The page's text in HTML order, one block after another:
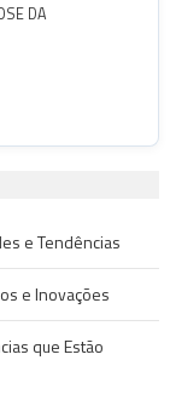
DA
e Tendências
e Inovações
que Estão